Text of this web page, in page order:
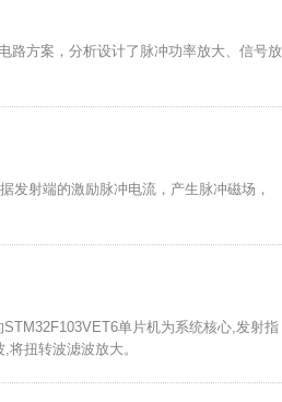
路方案，分析设计了脉冲功率放大、信号放
发射端的激励脉冲电流，产生脉冲磁场，
单片机为系统核心,发射指
扭转波滤波放大。